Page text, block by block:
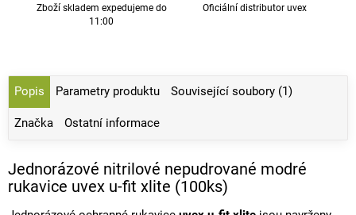
Zboží skladem expedujeme do
11:00
Oficiální distributor uvex
Popis Parametry produktu Související soubory (1)
Značka Ostatní informace
Jednorázové nitrilové nepudrované modré
rukavice uvex u-fit xlite (100ks)